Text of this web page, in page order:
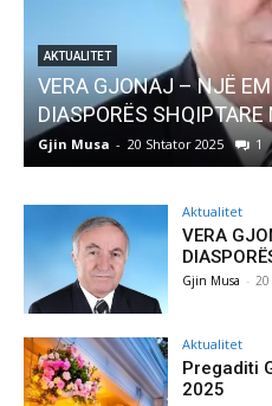
I
AKTUALITET
Gjin Musa -
Aktualitet
VERA
Gjin Musa -
Aktualitet
Pregaditi
2025